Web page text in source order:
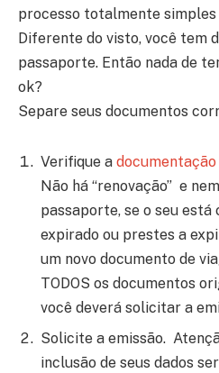
processo totalmente
Diferente do visto, você tem
passaporte. Então nada de
ok?
Separe seus documentos
Verifique a
Não há “renovação” e
passaporte, se o seu está
expirado ou prestes a
um novo documento de
TODOS os documentos
você deverá solicitar a
Solicite a emissão.
inclusão de seus dados